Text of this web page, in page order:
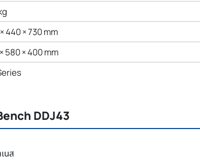
440 × 730 mm
580 × 400 mm
DDJ43
นส